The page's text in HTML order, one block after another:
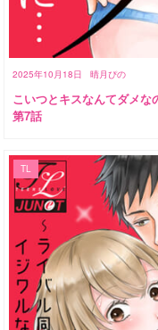
2025年10月18日 晴月ぴの
こいつとキスなんてダメ
第7話
TL